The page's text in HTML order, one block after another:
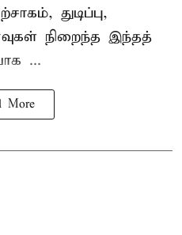
துடிப்பு,
நிறைந்த இந்தத்
...
More